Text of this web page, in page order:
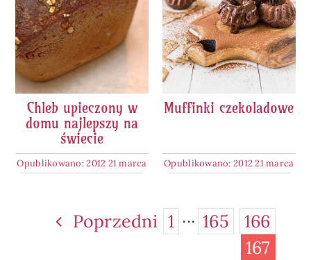
Chleb upieczony w
domu najlepszy na
świecie
Opublikowano: 2012 21 marca
Muffinki czekoladowe
Opublikowano: 2012 21 marca
Poprzedni 1 ··· 165
166
167